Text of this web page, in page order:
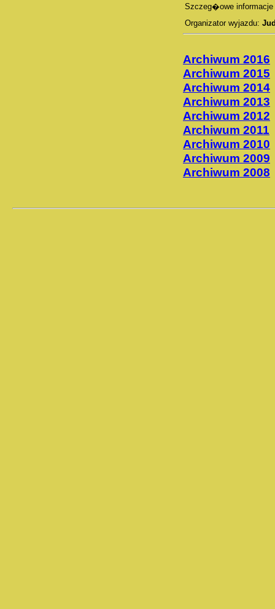
Szczeg�owe informacje
Organizator wyjazdu:
Archiwum 2016
Archiwum 2015
Archiwum 2014
Archiwum 2013
Archiwum 2012
Archiwum 2011
Archiwum 2010
Archiwum 2009
Archiwum 2008